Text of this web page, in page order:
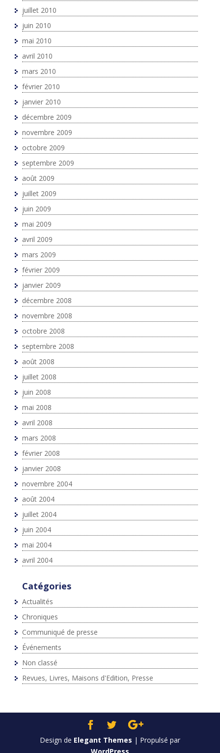
juillet 2010
juin 2010
mai 2010
avril 2010
mars 2010
février 2010
janvier 2010
décembre 2009
novembre 2009
octobre 2009
septembre 2009
août 2009
juillet 2009
juin 2009
mai 2009
avril 2009
mars 2009
février 2009
janvier 2009
décembre 2008
novembre 2008
octobre 2008
septembre 2008
août 2008
juillet 2008
juin 2008
mai 2008
avril 2008
mars 2008
février 2008
janvier 2008
novembre 2004
août 2004
juillet 2004
juin 2004
mai 2004
avril 2004
Catégories
Actualités
Chroniques
Communiqué de presse
Événements
Non classé
Revues, Livres, Maisons d'Edition, Presse
Design de Elegant Themes | Propulsé par